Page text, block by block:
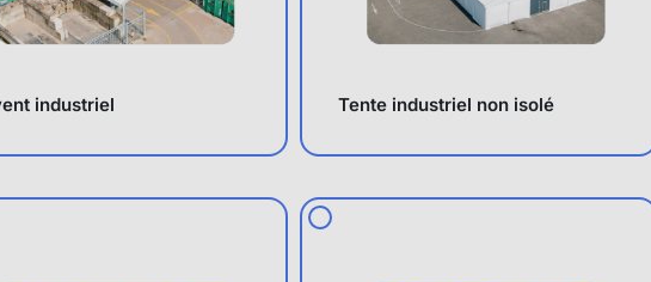
industriel Tente industriel non isolé